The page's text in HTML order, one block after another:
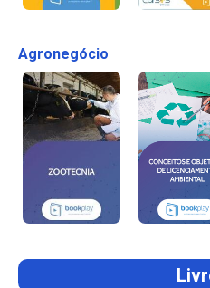
Agronegócio